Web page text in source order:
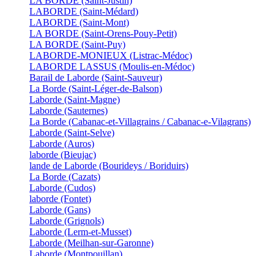
LABORDE (Saint-Médard)
LABORDE (Saint-Mont)
LA BORDE (Saint-Orens-Pouy-Petit)
LA BORDE (Saint-Puy)
LABORDE-MONIEUX (Listrac-Médoc)
LABORDE LASSUS (Moulis-en-Médoc)
Barail de Laborde (Saint-Sauveur)
La Borde (Saint-Léger-de-Balson)
Laborde (Saint-Magne)
Laborde (Sauternes)
La Borde (Cabanac-et-Villagrains / Cabanac-e-Vilagrans)
Laborde (Saint-Selve)
Laborde (Auros)
laborde (Bieujac)
lande de Laborde (Bourideys / Boriduirs)
La Borde (Cazats)
Laborde (Cudos)
laborde (Fontet)
Laborde (Gans)
Laborde (Grignols)
Laborde (Lerm-et-Musset)
Laborde (Meilhan-sur-Garonne)